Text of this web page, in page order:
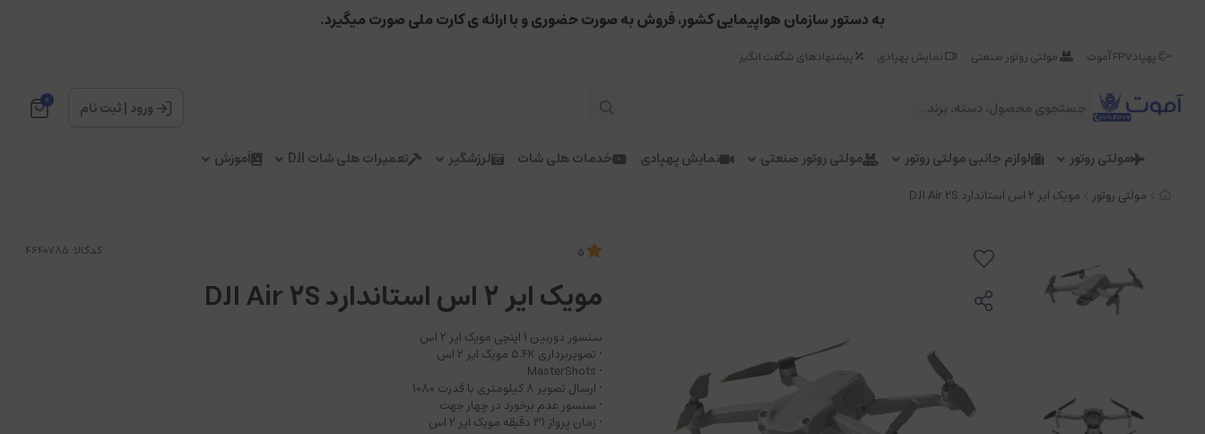
به دستور سازمان هواپیمایی کشور، فروش به صورت حضوری و با ارائه ی کارت ملی صورت میگیرد.
پهپاد FPV آموت مولتی روتور صنعتی نمایش پهپادی پیشنهادهای شگفت انگیز
ورود |ثبت نام 0
مولتی روتور لوازم جانبی مولتی روتور مولتی روتور صنعتی نمایش پهپادی خدمات هلی شات لرزشگیر تعمیرات هلی شات DJI آموزش
مولتی روتور مویک ایر ۲ اس استاندارد DJI Air 2S
کدکالا:
مویک ایر ۲ اس استاندارد DJI Air 2S
سنسور دوربین 1 اینچی مویک ایر 2 اس
• تصویربرداری 5.4K مویک ایر 2 اس
• MasterShots
• ارسال تصویر 8 کیلومتری با قدرت 1080
• سنسور عدم برخورد در چهار جهت
• زمان پرواز 31 دقیقه مویک ایر 2 اس